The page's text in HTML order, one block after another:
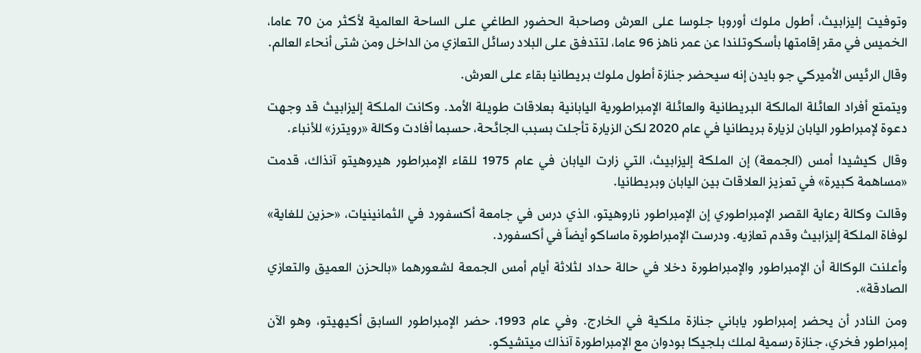
وتوفيت إليزابيث، أطول ملوك أوروبا جلوسا على العرش وصاحبة الحضور الطاغي على الساحة العالمية لأكثر من 70 عاما،
الخميس في مقر إقامتها بأسكوتلندا عن عمر ناهز 96 عاما، لتتدفق على البلاد رسائل التعازي من الداخل ومن شتى أنحاء العالم.
وقال الرئيس الأميركي جو بايدن إنه سيحضر جنازة أطول ملوك بريطانيا بقاء على العرش.
ويتمتع أفراد العائلة المالكة البريطانية والعائلة الإمبراطورية اليابانية بعلاقات طويلة الأمد. وكانت الملكة إليزابيث قد وجهت
دعوة لإمبراطور اليابان لزيارة بريطانيا في عام 2020 لكن الزيارة تأجلت بسبب الجائحة، حسبما أفادت وكالة «رويترز» للأنباء.
وقال كيشيدا أمس (الجمعة) إن الملكة إليزابيث، التي زارت اليابان في عام 1975 للقاء الإمبراطور هيروهيتو آنذاك، قدمت
«مساهمة كبيرة» في تعزيز العلاقات بين اليابان وبريطانيا.
وقالت وكالة رعاية القصر الإمبراطوري إن الإمبراطور ناروهيتو، الذي درس في جامعة أكسفورد في الثمانينيات، «حزين للغاية»
لوفاة الملكة إليزابيث وقدم تعازيه. ودرست الإمبراطورة ماساكو أيضاً في أكسفورد.
وأعلنت الوكالة أن الإمبراطور والإمبراطورة دخلا في حالة حداد لثلاثة أيام أمس الجمعة لشعورهما «بالحزن العميق والتعازي
الصادقة».
ومن النادر أن يحضر إمبراطور ياباني جنازة ملكية في الخارج. وفي عام 1993، حضر الإمبراطور السابق أكيهيتو، وهو الآن
إمبراطور فخري، جنازة رسمية لملك بلجيكا بودوان مع الإمبراطورة آنذاك ميتشيكو.